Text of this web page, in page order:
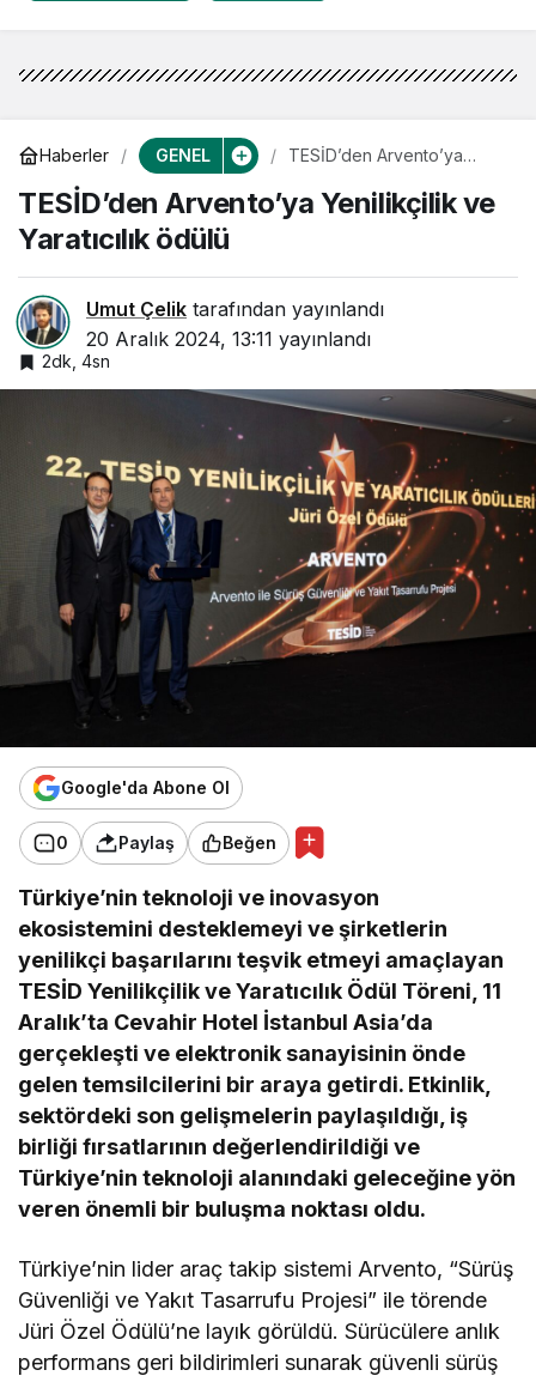
Haberler GENEL
TESİD’den Arvento’ya
ödülü
TESİD’den Arvento’ya Yenilikçilik ve
Yaratıcılık ödülü
Umut Çelik tarafından yayınlandı
20 Aralık 2024, 13:11 yayınlandı
2dk, 4sn
Google'da Abone Ol
0 Paylaş Beğen
Türkiye’nin teknoloji ve inovasyon
ekosistemini desteklemeyi ve şirketlerin
yenilikçi başarılarını teşvik etmeyi amaçlayan
TESİD Yenilikçilik ve Yaratıcılık Ödül Töreni, 11
Aralık’ta Cevahir Hotel İstanbul Asia’da
gerçekleşti ve elektronik sanayisinin önde
gelen temsilcilerini bir araya getirdi. Etkinlik,
sektördeki son gelişmelerin paylaşıldığı, iş
birliği fırsatlarının değerlendirildiği ve
Türkiye’nin teknoloji alanındaki geleceğine yön
veren önemli bir buluşma noktası oldu.
Türkiye’nin lider araç takip sistemi Arvento, “Sürüş
Güvenliği ve Yakıt Tasarrufu Projesi” ile törende
Jüri Özel Ödülü’ne layık görüldü. Sürücülere anlık
performans geri bildirimleri sunarak güvenli sürüş